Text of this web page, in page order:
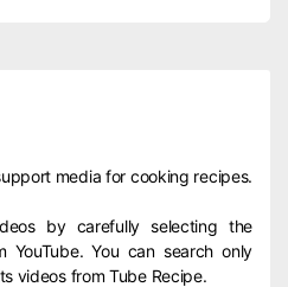
media for cooking recipes.
by carefully selecting the
YouTube. You can search only
videos from Tube Recipe.